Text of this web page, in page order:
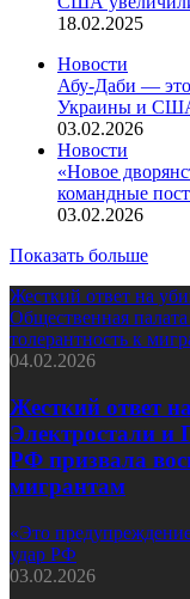
18.02.2025
Новости
Абу-Даби —
Украины и США
03.02.2026
Новости
«Новое
командные
03.02.2026
Показать больше
Жесткий ответ на
Общественная
толерантность к
04.02.2026
Жесткий ответ
Электростали и
РФ призвала
мигрантам
«Это
удар РФ
03.02.2026